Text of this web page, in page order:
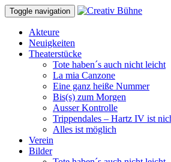
Toggle navigation
Akteure
Neuigkeiten
Theaterstücke
Tote haben´s auch nicht leicht
La mia Canzone
Eine ganz heiße Nummer
Bis(s) zum Morgen
Ausser Kontrolle
Trippendales – Hartz IV ist
Alles ist möglich
Verein
Bilder